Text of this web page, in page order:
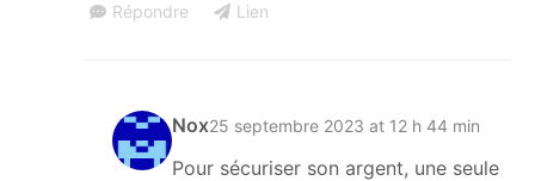
Répondre Lien
Nox25 septembre 2023 at 12 h 44 min
Pour sécuriser son argent, une seule